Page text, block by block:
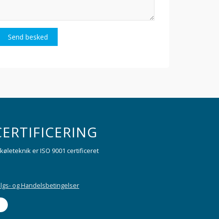
Send besked
køleteknik er ISO 9001 certificeret
og Handelsbetingelser